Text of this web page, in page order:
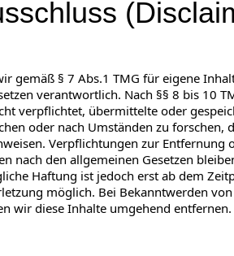
gemäß § 7 Abs.1 TMG für eigene
verantwortlich. Nach §§ 8 bis 10
verpflichtet, übermittelte oder
oder nach Umständen zu forschen,
Verpflichtungen zur Entfernung
nach den allgemeinen Gesetzen
Haftung ist jedoch erst ab dem
möglich. Bei Bekanntwerden
wir diese Inhalte umgehend entfernen.